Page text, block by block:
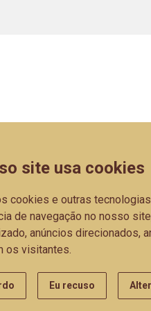
site usa cookies
cookies e outras
de navegação no nosso
anúncios direcionados,
os visitantes.
Eu recuso
Empresa
Catálogos
Parceiros